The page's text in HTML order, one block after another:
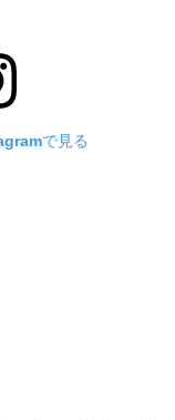
で見る